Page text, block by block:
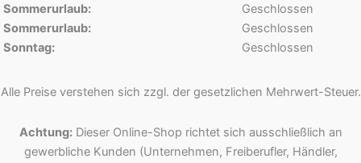
Sommerurlaub:
Geschlossen
Sommerurlaub:
Geschlossen
Sonntag:
Geschlossen
Alle Preise verstehen sich zzgl. der gesetzlichen Mehrwert-Steuer.
Achtung:Dieser Online-Shop richtet sich ausschließlich an
gewerbliche Kunden (Unternehmen, Freiberufler, Händler,